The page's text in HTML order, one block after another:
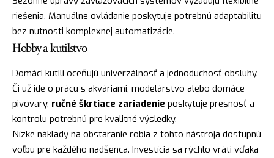
riešenia. Manuálne ovládanie poskytuje potrebnú adaptabilitu
bez nutnosti komplexnej automatizácie.
Hobby a kutilstvo
Domáci kutili oceňujú univerzálnosť a jednoduchosť obsluhy.
Či už ide o prácu s akváriami, modelárstvo alebo domáce
pivovary, ručné škrtiace zariadenie poskytuje presnosť a
kontrolu potrebnú pre kvalitné výsledky.
Nízke náklady na obstaranie robia z tohto nástroja dostupnú
voľbu pre každého nadšenca. Investícia sa rýchlo vráti vďaka